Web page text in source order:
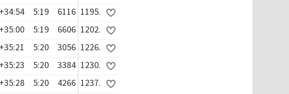
+34:54 5:19 6116 1195.
+35:00 5:19 6606 1202.
+35:21 5:20 3056 1226.
+35:23 5:20 3384 1230.
+35:28 5:20 4266 1237.